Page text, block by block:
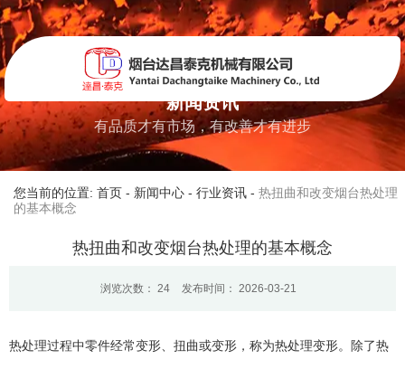
新闻资讯
有品质才有市场，有改善才有进步
您当前的位置: 首页 - 新闻中心 - 行业资讯 - 热扭曲和改变烟台热处理
的基本概念
热扭曲和改变烟台热处理的基本概念
浏览次数： 24 发布时间： 2026-03-21
热处理过程中零件经常变形、扭曲或变形，称为热处理变形。除了热